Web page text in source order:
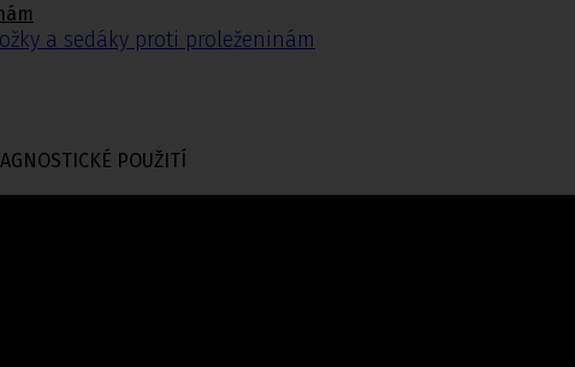
a sedáky proti proleženinám
POUŽITÍ